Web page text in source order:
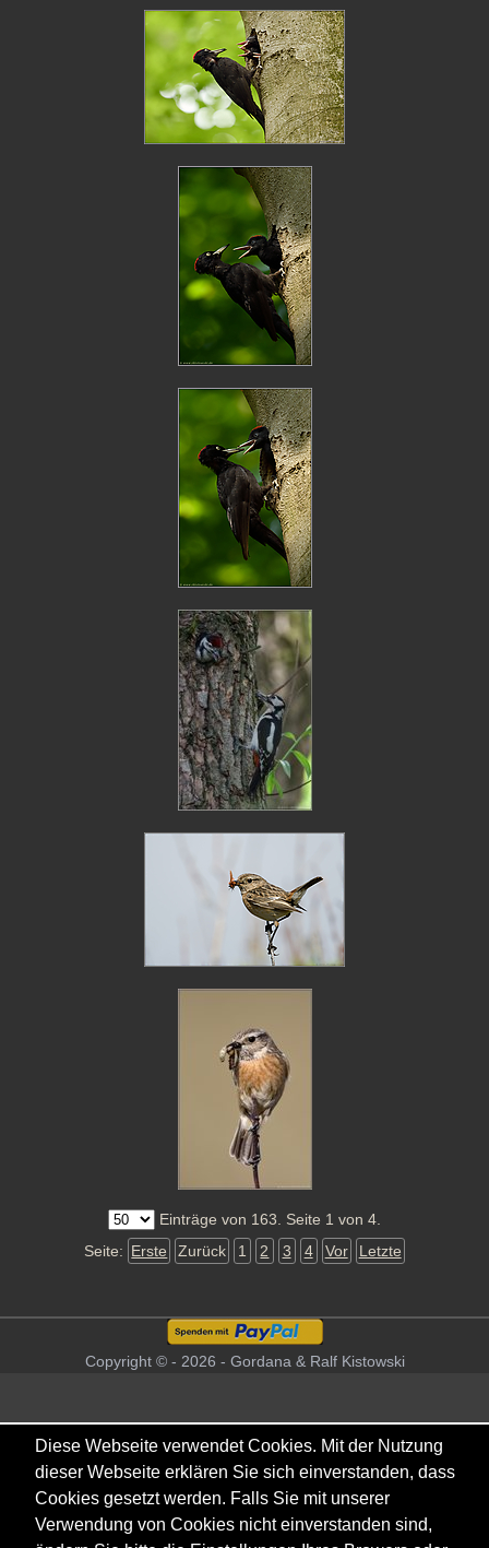
Einträge von 163. Seite 1 von 4.
Seite: Erste Zurück 1 2 3 4 Vor Letzte
Copyright © - 2026 - Gordana & Ralf Kistowski
Diese Webseite verwendet Cookies. Mit der Nutzung
dieser Webseite erklären Sie sich einverstanden, dass
Cookies gesetzt werden. Falls Sie mit unserer
Verwendung von Cookies nicht einverstanden sind,